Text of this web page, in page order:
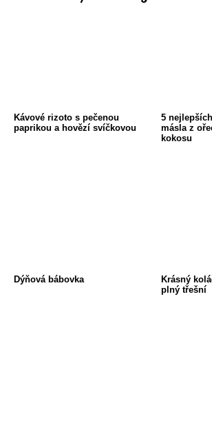
Kávové rizoto s pečenou
paprikou a hovězí svíčkovou
5
másla z
kokosu
Dýňová bábovka
Krásný
plný třešní